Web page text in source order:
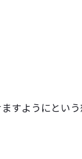
すようにとい